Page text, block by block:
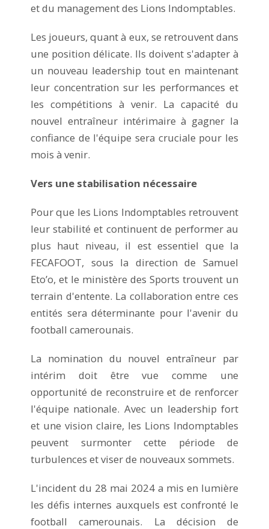
et du management des Lions Indomptables.
Les joueurs, quant à eux, se retrouvent dans
une position délicate. Ils doivent s'adapter à
un nouveau leadership tout en maintenant
leur concentration sur les performances et
les compétitions à venir. La capacité du
nouvel entraîneur intérimaire à gagner la
confiance de l'équipe sera cruciale pour les
mois à venir.
Vers une stabilisation nécessaire
Pour que les Lions Indomptables retrouvent
leur stabilité et continuent de performer au
plus haut niveau, il est essentiel que la
FECAFOOT, sous la direction de Samuel
Eto’o, et le ministère des Sports trouvent un
terrain d'entente. La collaboration entre ces
entités sera déterminante pour l'avenir du
football camerounais.
La nomination du nouvel entraîneur par
intérim doit être vue comme une
opportunité de reconstruire et de renforcer
l'équipe nationale. Avec un leadership fort
et une vision claire, les Lions Indomptables
peuvent surmonter cette période de
turbulences et viser de nouveaux sommets.
L'incident du 28 mai 2024 a mis en lumière
les défis internes auxquels est confronté le
football camerounais. La décision de